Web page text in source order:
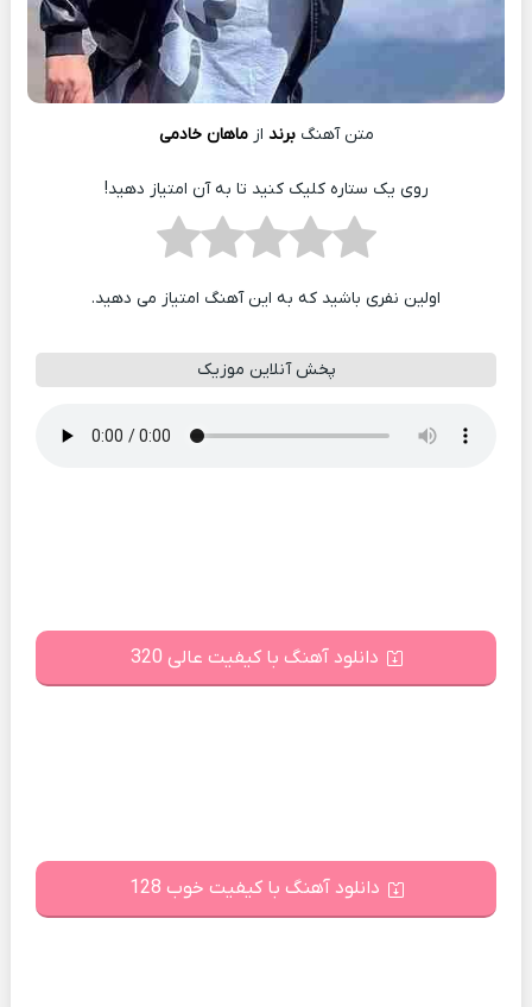
متن آهنگبرند ازماهان خادمی
روی یک ستاره کلیک کنید تا به آن امتیاز دهید!
اولین نفری باشید که به این آهنگ امتیاز می دهید.
پخش آنلاین موزیک
دانلود آهنگ با کیفیت عالی 320
دانلود آهنگ با کیفیت خوب 128